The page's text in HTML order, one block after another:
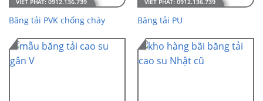
Băng tải PVK chống cháy Băng tải PU